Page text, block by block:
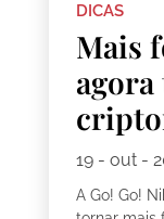
DICAS
Mais
19 - out -
A Go! Go!